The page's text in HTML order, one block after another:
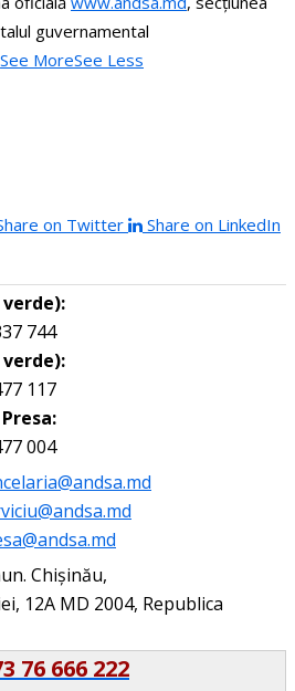
guvernamental
See MoreSee Less
on Twitter
Share on LinkedIn
744
117
004
Chișinău,
12A MD 2004, Republica
76 666 222